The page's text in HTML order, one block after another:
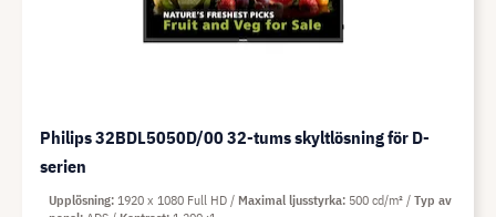
Philips 32BDL5050D/00 32-tums skyltlösning för D-
serien
Upplösning 1920 x 1080 Full HD Maximal ljusstyrka 500 cd/m²
Typ av